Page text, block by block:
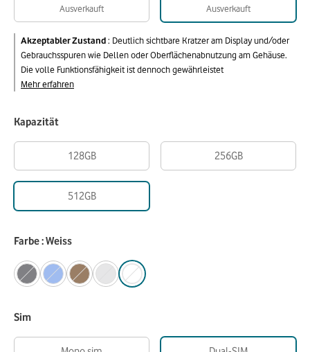
Ausverkauft Ausverkauft
Akzeptabler Zustand: Deutlich sichtbare Kratzer am Display und/oder
Gebrauchsspuren wie Dellen oder Oberflächenabnutzung am Gehäuse.
Die volle Funktionsfähigkeit ist dennoch gewährleistet
Mehr erfahren
Kapazität
128GB 256GB
512GB
Farbe : Weiss
Sim